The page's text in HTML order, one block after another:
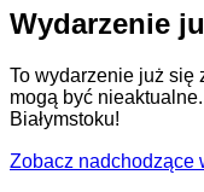
Wydarzenie
To wydarzenie już się
mogą być
Białymstoku!
Zobacz nadchodzące